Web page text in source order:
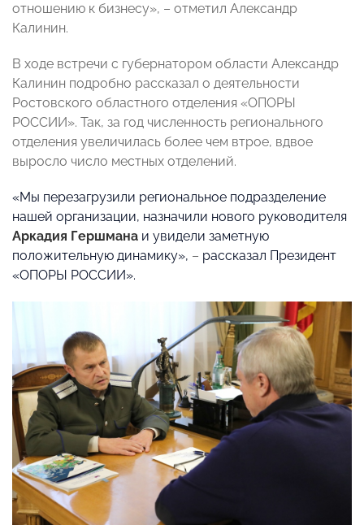
отношению к бизнесу», – отметил Александр
Калинин.
В ходе встречи с губернатором области Александр
Калинин подробно рассказал о деятельности
Ростовского областного отделения «ОПОРЫ
РОССИИ». Так, за год численность регионального
отделения увеличилась более чем втрое, вдвое
выросло число местных отделений.
«Мы перезагрузили региональное подразделение
нашей организации, назначили нового руководителя
Аркадия Гершмана и увидели заметную
положительную динамику», – рассказал Президент
«ОПОРЫ РОССИИ».